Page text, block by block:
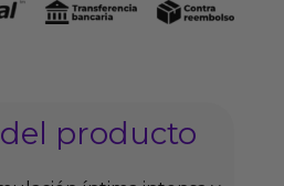
del producto